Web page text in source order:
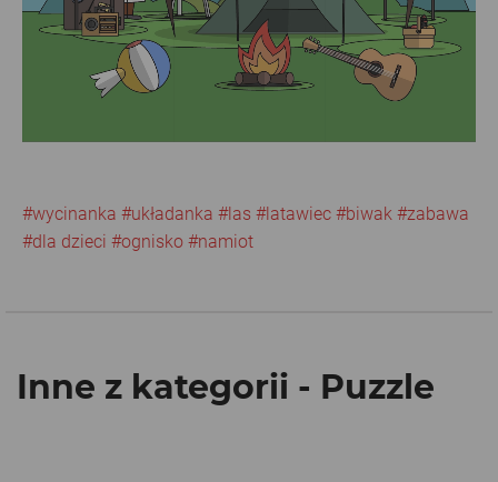
#wycinanka #układanka #las #latawiec #biwak #zabawa
#dla dzieci #ognisko #namiot
Inne z kategorii - Puzzle